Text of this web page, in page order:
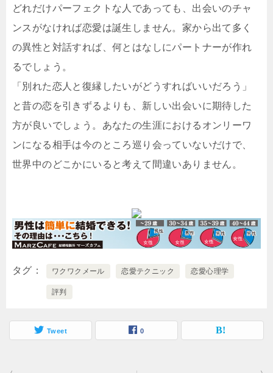
どれだけパーフェクトな人であっても、出会いのチャ
ンスがなければ恋愛は誕生しません。家から出て多く
の異性と対話すれば、何とはなしにパートナーが作れ
るでしょう。
「別れた恋人と復縁したいがどうすればいいだろう」
と昔の恋を引きずるよりも、新しい出会いに期待した
方が良いでしょう。あなたの生涯におけるオンリーワ
ンになる相手は今のところ巡り会っていないだけで、
世界中のどこかにいると考えて間違いありません。
タグ ワクワクメール 恋愛テクニック 恋愛心理学
評判
Tweet 0